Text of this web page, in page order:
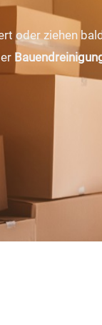
oder ziehen